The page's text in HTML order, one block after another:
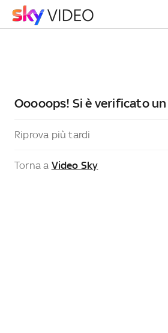
Ooooops! Si è verificato
Riprova più tardi
Torna a Video Sky